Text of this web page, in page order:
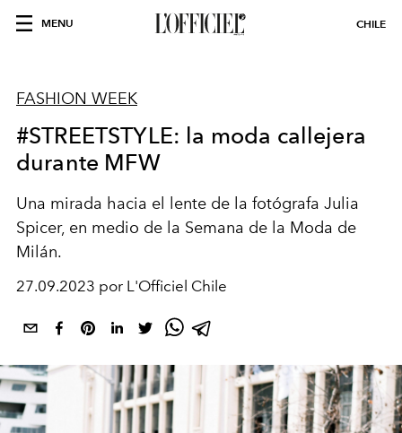
MENU CHILE
FASHION WEEK
#STREETSTYLE: la moda callejera
durante MFW
Una mirada hacia el lente de la fotógrafa Julia
Spicer, en medio de la Semana de la Moda de
Milán.
27.09.2023 por L'Officiel Chile